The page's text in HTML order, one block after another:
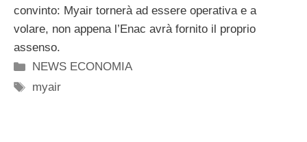
convinto: Myair tornerà ad essere operativa e a
volare, non appena l’Enac avrà fornito il proprio
assenso.
Categorie
NEWS ECONOMIA
Tag
myair